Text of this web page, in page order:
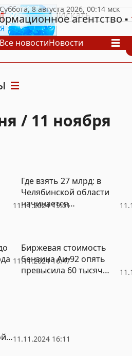
агентство
Все новостиНовости
/ 11 ноября
11.11.2024 19:51
Где взять 27 млрд: в
Челябинской области
начинается
11.11.2024 16:47
Биржевая стоимость
бензина Аи-92 опять
превысила 60 тысяч
11.11.2024 16:11